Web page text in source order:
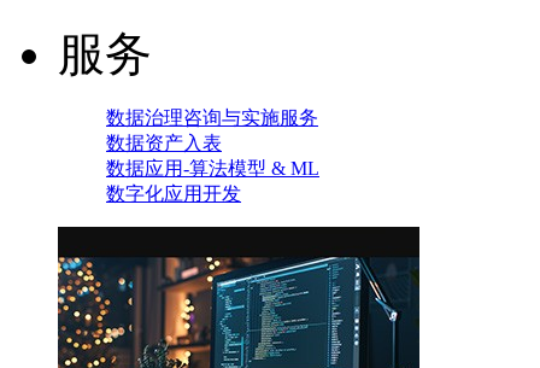
服务
数据治理咨询与实施服务
数据资产入表
数据应用-算法模型 & ML
数字化应用开发